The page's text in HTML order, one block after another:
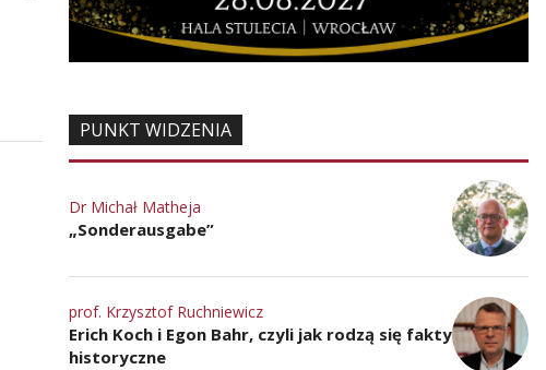
PUNKT WIDZENIA
Dr Michał Matheja
„Sonderausgabe”
prof. Krzysztof Ruchniewicz
Erich Koch i Egon Bahr, czyli jak rodzą się fakty
historyczne